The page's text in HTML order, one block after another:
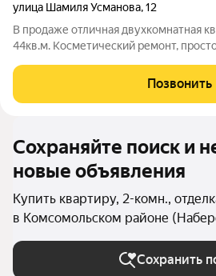
улица Шамиля Усманова,12
В продаже отличная двухкомнатная
44кв.м. Косметический ремонт,
напольное покрытие во всей
собственник. квартира
Позвонить
Сохраняйте поиск и
новые объявления
Купить квартиру, 2-комн.,
в Комсомольском районе
Набережных Челнах
Сохранить